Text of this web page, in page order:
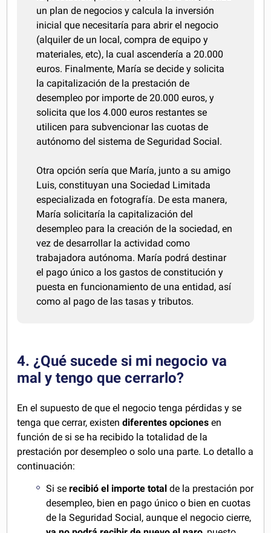
un plan de negocios y calcula la inversión
inicial que necesitaría para abrir el negocio
(alquiler de un local, compra de equipo y
materiales, etc), la cual ascendería a 20.000
euros. Finalmente, María se decide y solicita
la capitalización de la prestación de
desempleo por importe de 20.000 euros, y
solicita que los 4.000 euros restantes se
utilicen para subvencionar las cuotas de
autónomo del sistema de Seguridad Social.
Otra opción sería que María, junto a su amigo
Luis, constituyan una Sociedad Limitada
especializada en fotografía. De esta manera,
María solicitaría la capitalización del
desempleo para la creación de la sociedad, en
vez de desarrollar la actividad como
trabajadora autónoma. María podrá destinar
el pago único a los gastos de constitución y
puesta en funcionamiento de una entidad, así
como al pago de las tasas y tributos.
4. ¿Qué sucede si mi negocio va
mal y tengo que cerrarlo?
En el supuesto de que el negocio tenga pérdidas y se
tenga que cerrar, existendiferentes opciones en
función de si se ha recibido la totalidad de la
prestación por desempleo o solo una parte. Lo detallo a
continuación:
Si serecibió el importe total de la prestación por
desempleo, bien en pago único o bien en cuotas
de la Seguridad Social, aunque el negocio cierre,